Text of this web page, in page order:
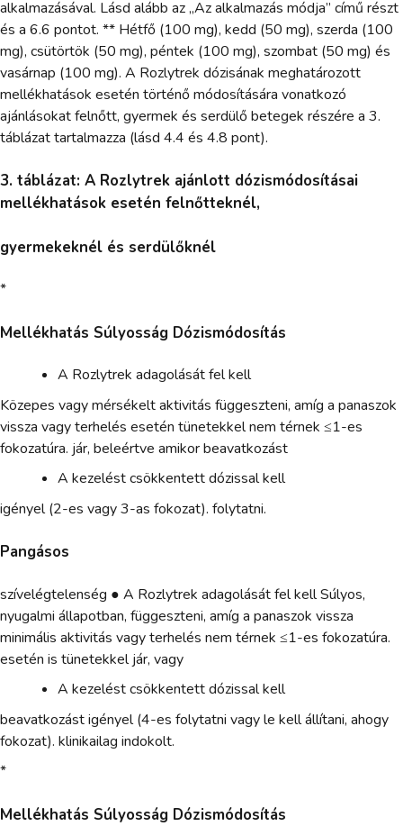
alkalmazásával. Lásd alább az „Az alkalmazás módja” című részt
és a 6.6 pontot. ** Hétfő (100 mg), kedd (50 mg), szerda (100
mg), csütörtök (50 mg), péntek (100 mg), szombat (50 mg) és
vasárnap (100 mg). A Rozlytrek dózisának meghatározott
mellékhatások esetén történő módosítására vonatkozó
ajánlásokat felnőtt, gyermek és serdülő betegek részére a 3.
táblázat tartalmazza (lásd 4.4 és 4.8 pont).
3. táblázat: A Rozlytrek ajánlott dózismódosításai
mellékhatások esetén felnőtteknél,
gyermekeknél és serdülőknél
*
Mellékhatás Súlyosság Dózismódosítás
A Rozlytrek adagolását fel kell
Közepes vagy mérsékelt aktivitás függeszteni, amíg a panaszok
vissza vagy terhelés esetén tünetekkel nem térnek ≤1-es
fokozatúra. jár, beleértve amikor beavatkozást
A kezelést csökkentett dózissal kell
igényel (2-es vagy 3-as fokozat). folytatni.
Pangásos
szívelégtelenség ● A Rozlytrek adagolását fel kell Súlyos,
nyugalmi állapotban, függeszteni, amíg a panaszok vissza
minimális aktivitás vagy terhelés nem térnek ≤1-es fokozatúra.
esetén is tünetekkel jár, vagy
A kezelést csökkentett dózissal kell
beavatkozást igényel (4-es folytatni vagy le kell állítani, ahogy
fokozat). klinikailag indokolt.
*
Mellékhatás Súlyosság Dózismódosítás